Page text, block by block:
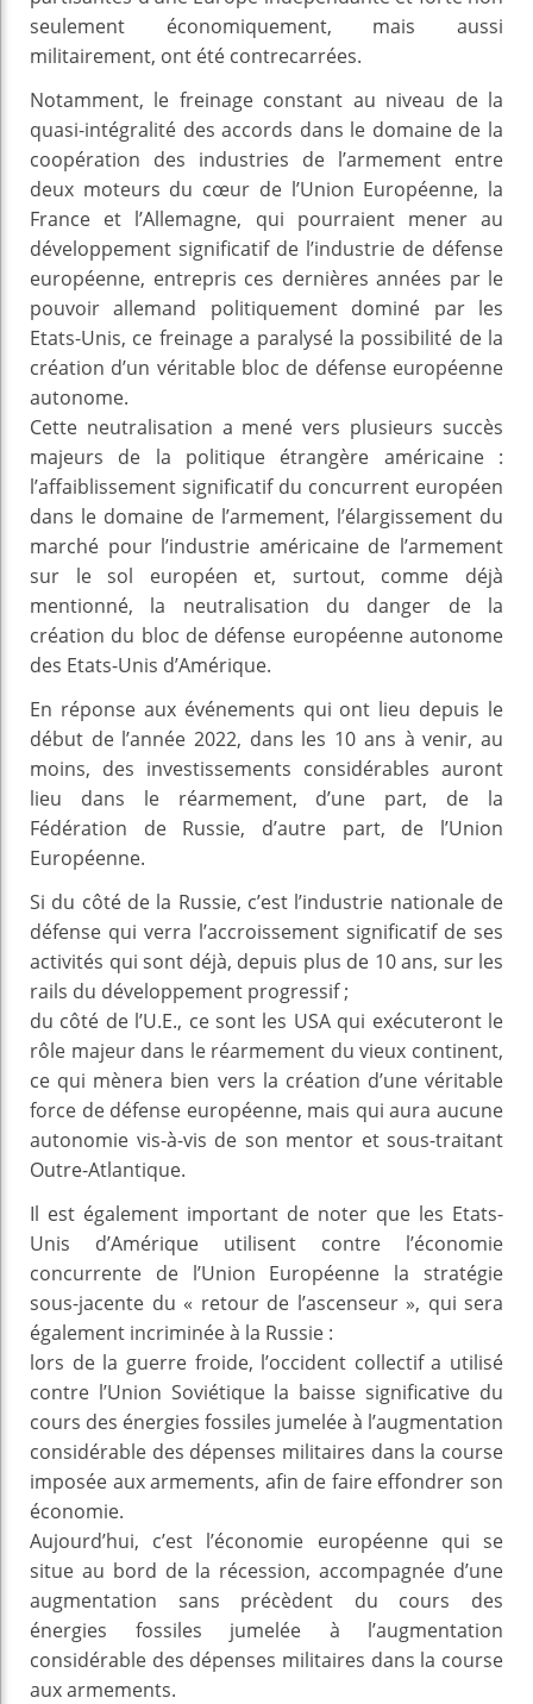
seulement économiquement, mais aussi
militairement, ont été contrecarrées.
Notamment, le freinage constant au niveau de la
quasi-intégralité des accords dans le domaine de la
coopération des industries de l’armement entre
deux moteurs du cœur de l’Union Européenne, la
France et l’Allemagne, qui pourraient mener au
développement significatif de l’industrie de défense
européenne, entrepris ces dernières années par le
pouvoir allemand politiquement dominé par les
Etats-Unis, ce freinage a paralysé la possibilité de la
création d’un véritable bloc de défense européenne
autonome.
Cette neutralisation a mené vers plusieurs succès
majeurs de la politique étrangère américaine :
l’affaiblissement significatif du concurrent européen
dans le domaine de l’armement, l’élargissement du
marché pour l’industrie américaine de l’armement
sur le sol européen et, surtout, comme déjà
mentionné, la neutralisation du danger de la
création du bloc de défense européenne autonome
des Etats-Unis d’Amérique.
En réponse aux événements qui ont lieu depuis le
début de l’année 2022, dans les 10 ans à venir, au
moins, des investissements considérables auront
lieu dans le réarmement, d’une part, de la
Fédération de Russie, d’autre part, de l’Union
Européenne.
Si du côté de la Russie, c’est l’industrie nationale de
défense qui verra l’accroissement significatif de ses
activités qui sont déjà, depuis plus de 10 ans, sur les
rails du développement progressif ;
du côté de l’U.E., ce sont les USA qui exécuteront le
rôle majeur dans le réarmement du vieux continent,
ce qui mènera bien vers la création d’une véritable
force de défense européenne, mais qui aura aucune
autonomie vis-à-vis de son mentor et sous-traitant
Outre-Atlantique.
Il est également important de noter que les Etats-
Unis d’Amérique utilisent contre l’économie
concurrente de l’Union Européenne la stratégie
sous-jacente du « retour de l’ascenseur », qui sera
également incriminée à la Russie :
lors de la guerre froide, l’occident collectif a utilisé
contre l’Union Soviétique la baisse significative du
cours des énergies fossiles jumelée à l’augmentation
considérable des dépenses militaires dans la course
imposée aux armements, afin de faire effondrer son
économie.
Aujourd’hui, c’est l’économie européenne qui se
situe au bord de la récession, accompagnée d’une
augmentation sans précèdent du cours des
énergies fossiles jumelée à l’augmentation
considérable des dépenses militaires dans la course
aux armements.